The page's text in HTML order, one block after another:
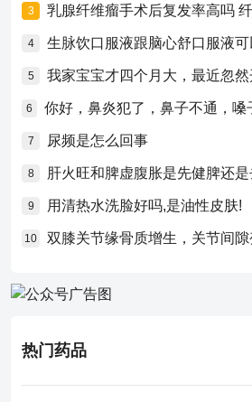
3 乳腺纤维瘤手术后复发率高吗
4 生脉饮口服液跟脑心舒口服液可
5 我家宝宝才四个月大，最近忽然
6
7 尿频是怎么回事
8 肝火旺和脾虚腹胀是先健脾还是
9 用清热水洗脸好吗,是油性皮肤!
10 双膝关节缘骨质增生，关节间
热门药品